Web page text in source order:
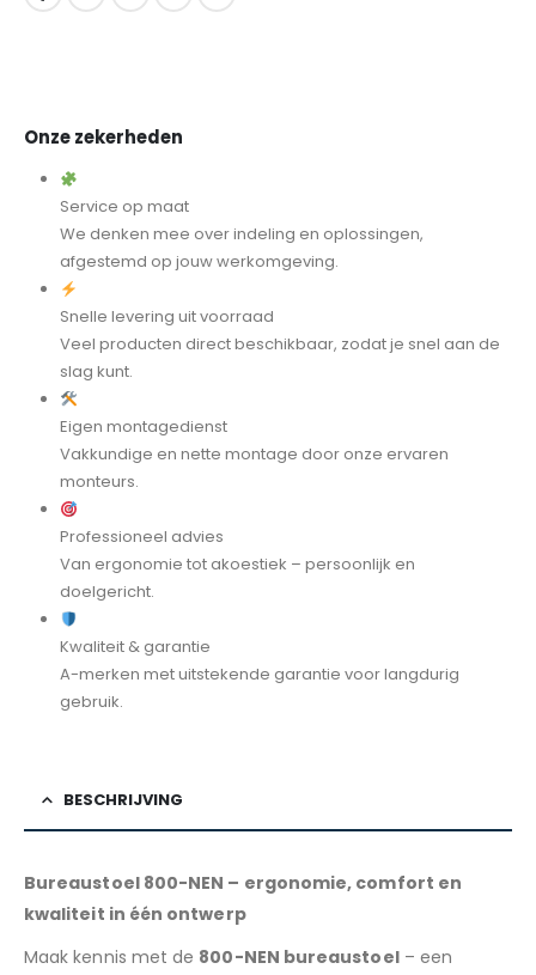
Onze zekerheden
Service op maat
We denken mee over indeling en oplossingen,
afgestemd op jouw werkomgeving.
Snelle levering uit voorraad
Veel producten direct beschikbaar, zodat je snel aan de
slag kunt.
Eigen montagedienst
Vakkundige en nette montage door onze ervaren
monteurs.
Professioneel advies
Van ergonomie tot akoestiek – persoonlijk en
doelgericht.
Kwaliteit & garantie
A-merken met uitstekende garantie voor langdurig
gebruik.
BESCHRIJVING
Bureaustoel 800-NEN – ergonomie, comfort en
kwaliteit in één ontwerp
Maak kennis met de 800-NEN bureaustoel– een